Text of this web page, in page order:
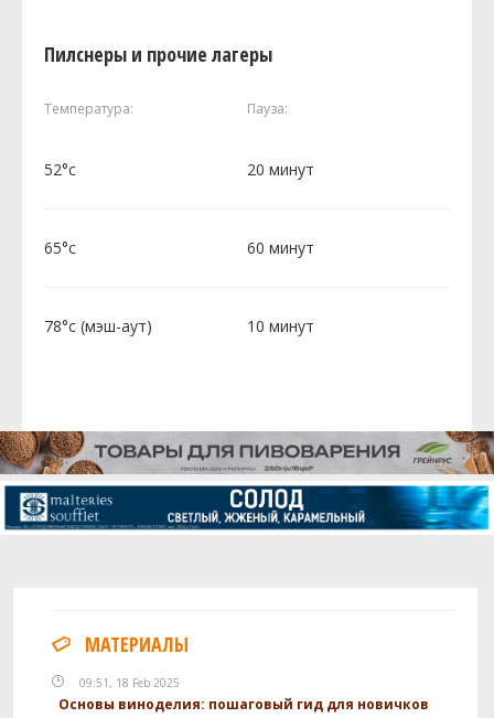
Пилснеры и прочие лагеры
Температура: Пауза:
52°c 20 минут
65°c 60 минут
78°c (мэш-аут) 10 минут
МАТЕРИАЛЫ
09:51, 18 Feb 2025
Основы виноделия: пошаговый гид для новичков